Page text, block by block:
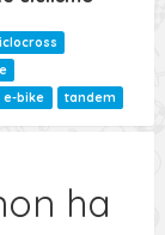
Ricerca Avanzata
bike tandem
ha